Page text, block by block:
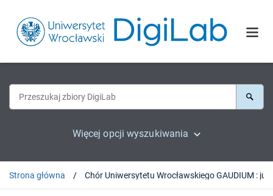
Więcej opcji wyszukiwania
Strona główna